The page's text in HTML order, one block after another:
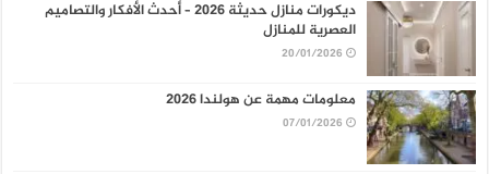
ديكورات منازل حديثة 2026 – أحدث الأفكار والتصاميم
العصرية للمنازل
20/01/2026
معلومات مهمة عن هولندا 2026
07/01/2026